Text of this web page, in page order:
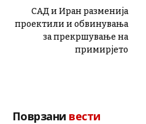
САД и Иран разменија
проектили и обвинувања
за прекршување на
примирјето
Поврзани вести